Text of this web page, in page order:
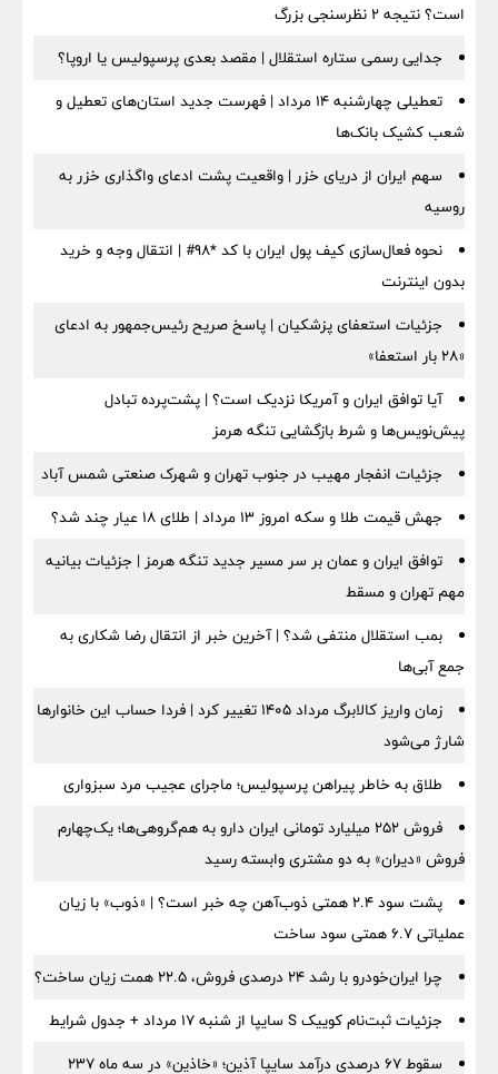
است؟ نتیجه ۲ نظرسنجی بزرگ
جدایی رسمی ستاره استقلال | مقصد بعدی پرسپولیس یا اروپا؟
تعطیلی چهارشنبه ۱۴ مرداد | فهرست جدید استان‌های تعطیل و
شعب کشیک بانک‌ها
سهم ایران از دریای خزر | واقعیت پشت ادعای واگذاری خزر به
روسیه
نحوه فعال‌سازی کیف پول ایران با کد *98# | انتقال وجه و خرید
بدون اینترنت
جزئیات استعفای پزشکیان | پاسخ صریح رئیس‌جمهور به ادعای
«۲۸ بار استعفا»
آیا توافق ایران و آمریکا نزدیک است؟ | پشت‌پرده تبادل
پیش‌نویس‌ها و شرط بازگشایی تنگه هرمز
جزئیات انفجار مهیب در جنوب تهران و شهرک صنعتی شمس آباد
جهش قیمت طلا و سکه امروز ۱۳ مرداد | طلای ۱۸ عیار چند شد؟
توافق ایران و عمان بر سر مسیر جدید تنگه هرمز | جزئیات بیانیه
مهم تهران و مسقط
بمب استقلال منتفی شد؟ | آخرین خبر از انتقال رضا شکاری به
جمع آبی‌ها
زمان واریز کالابرگ مرداد ۱۴۰۵ تغییر کرد | فردا حساب این خانوارها
شارژ می‌شود
طلاق به خاطر پیراهن پرسپولیس؛ ماجرای عجیب مرد سبزواری
فروش ۲۵۲ میلیارد تومانی ایران دارو به هم‌گروهی‌ها؛ یک‌چهارم
فروش «دیران» به دو مشتری وابسته رسید
پشت سود ۲.۴ همتی ذوب‌آهن چه خبر است؟ | «ذوب» با زیان
عملیاتی ۶.۷ همتی سود ساخت
چرا ایران‌خودرو با رشد ۲۴ درصدی فروش، ۲۲.۵ همت زیان ساخت؟
جزئیات ثبت‌نام کوییک S سایپا از شنبه ۱۷ مرداد + جدول شرایط
سقوط ۶۷ درصدی درآمد سایپا آذین؛ «خاذین» در سه ماه ۲۳۷